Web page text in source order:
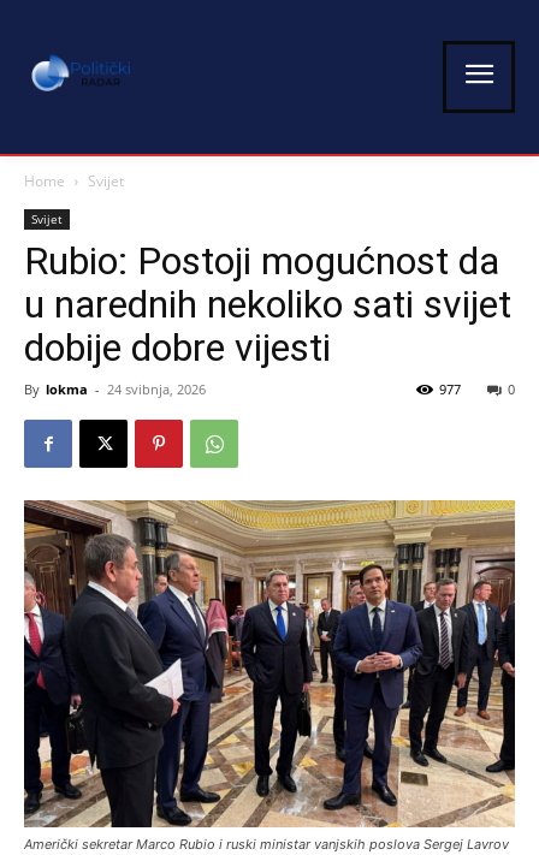
Home Svijet
Svijet
Rubio: Postoji mogućnost da
u narednih nekoliko sati svijet
dobije dobre vijesti
By lokma - 24 svibnja, 2026 0
977
Američki sekretar Marco Rubio i ruski ministar vanjskih poslova Sergej Lavrov